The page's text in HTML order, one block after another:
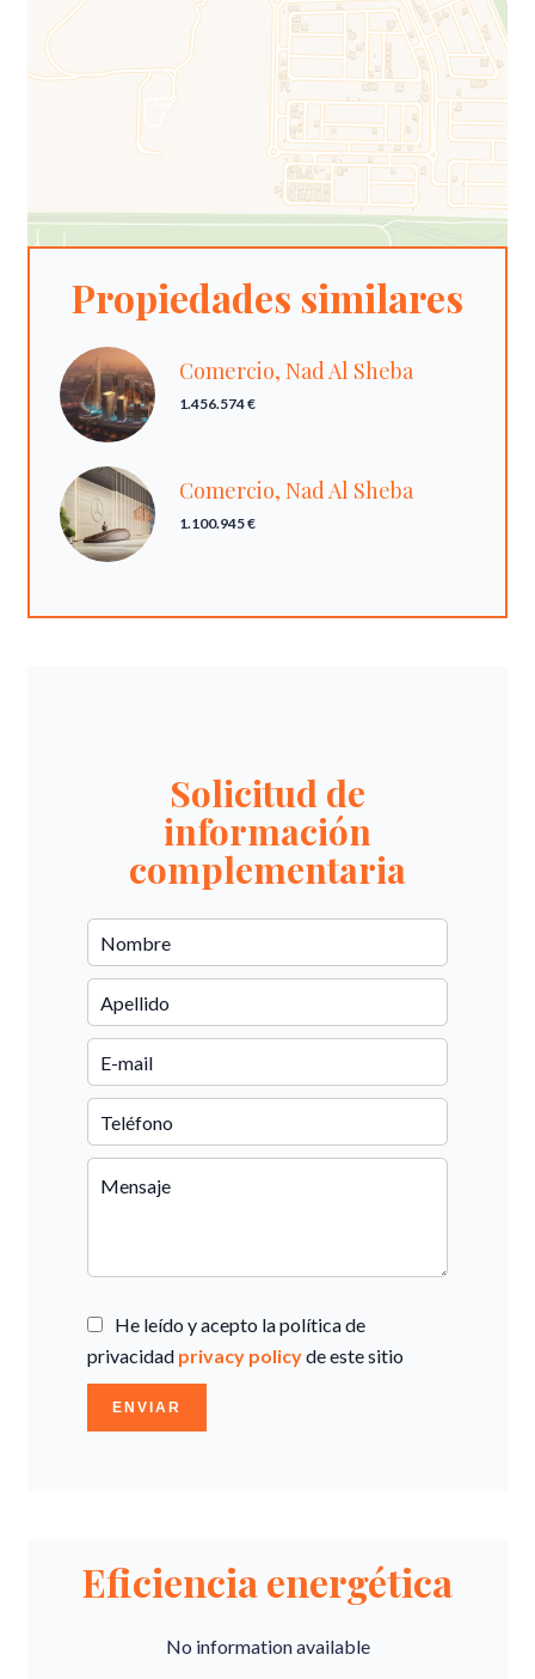
Propiedades similares
Comercio, Nad Al Sheba
1.456.574 €
Comercio, Nad Al Sheba
1.100.945 €
Solicitud de
información
complementaria
He leído y acepto la política de
privacidad privacy policyde este sitio
ENVIAR
Eficiencia energética
No information available